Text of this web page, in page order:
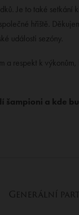
Je to také setkání
hřiště.
události sezóny.
a respekt k
šampioni a kde
Generální